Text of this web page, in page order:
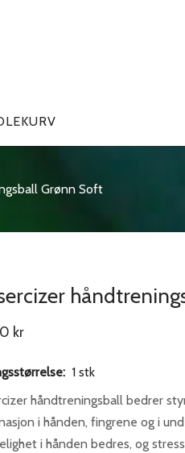
Grønn Soft
kr
1 stk
håndtreningsball bedrer
i hånden, fingrene og i
i hånden bedres, og